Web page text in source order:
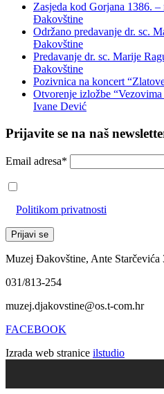
Zasjeda kod Gorjana 1386.
Đakovštine
Održano predavanje dr. sc.
Đakovštine
Predavanje dr. sc. Marije
Đakovštine
Pozivnica na koncert
Otvorenje izložbe
Ivane Dević
Prijavite se na naš
Email adresa*
Politikom privatnosti
Muzej Đakovštine, Ante
031/813-254
muzej.djakovstine@os.t-com.hr
FACEBOOK
Izrada web stranice ilstudio